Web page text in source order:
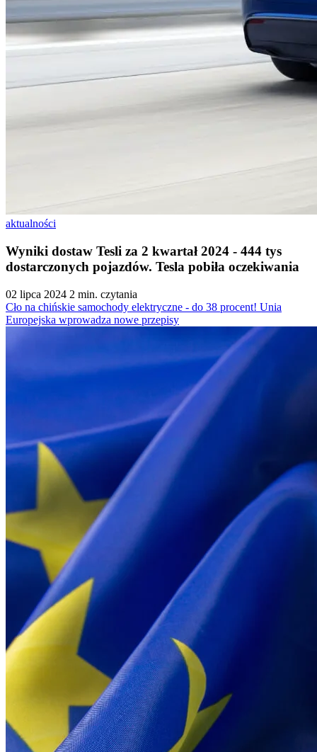
aktualności
Wyniki dostaw Tesli za 2 kwartał 2024 - 444 tys
dostarczonych pojazdów. Tesla pobiła oczekiwania
02 lipca 2024 2 min. czytania
Cło na chińskie samochody elektryczne - do 38 procent! Unia
Europejska wprowadza nowe przepisy